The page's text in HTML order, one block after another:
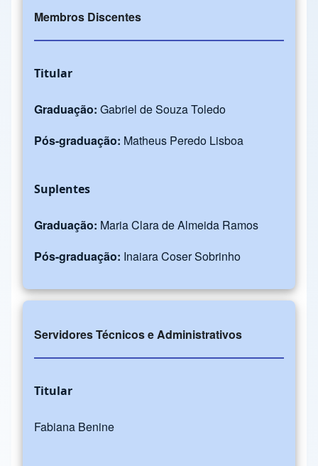
Membros Discentes
Titular
Graduação: Gabriel de Souza Toledo
Pós-graduação: Matheus Peredo Lisboa
Suplentes
Graduação: Maria Clara de Almeida Ramos
Pós-graduação: Inaiara Coser Sobrinho
Servidores Técnicos e Administrativos
Titular
Fabiana Benine